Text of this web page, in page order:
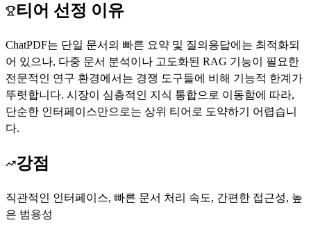
티어 선정 이유
ChatPDF는 단일 문서의 빠른 요약 및 질의응답에는 최적화되
어 있으나, 다중 문서 분석이나 고도화된 RAG 기능이 필요한
전문적인 연구 환경에서는 경쟁 도구들에 비해 기능적 한계가
뚜렷합니다. 시장이 심층적인 지식 통합으로 이동함에 따라,
단순한 인터페이스만으로는 상위 티어로 도약하기 어렵습니
다.
강점
직관적인 인터페이스, 빠른 문서 처리 속도, 간편한 접근성, 높
은 범용성